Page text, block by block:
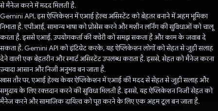
से मैनेज करने में मदद मिलती है.
Gemini API, इस ऐप्लिकेशन में एआई हेल्थ असिस्टेंट को बेहतर बनाने में अहम भूमिका
निभाता है. एपीआई, सामान्य भाषा को प्रोसेस करने और मशीन लर्निंग की सुविधाओं को चालू
करता है. इससे एआई, उपयोगकर्ता की क्वेरी को समझ सकता है और काम के जवाब दे
सकता है. Gemini API को इंटिग्रेट करके, यह ऐप्लिकेशन लोगों को सेहत से जुड़ी सलाह
देने वाली एक बेहतरीन और स्मार्ट असिस्टेंट उपलब्ध कराता है. इससे, सेहत को मैनेज करना
ज़्यादा आसान और निजी अनुभव बन जाता है.
खास तौर पर, एआई हेल्थ केयर ऐप्लिकेशन में एआई की मदद से सेहत से जुड़ी सलाह और
समुदाय के लिए रक्तदान करने की सुविधा मिलती है. इससे, यह ऐप्लिकेशन निजी सेहत को
मैनेज करने और सामाजिक दायित्व को पूरा करने के लिए एक अहम टूल बन जाता है.